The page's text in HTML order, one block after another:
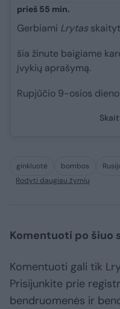
prieš 55 min.
Gerbiami Lrytas
šia žinute baigiame
įvykių aprašymą.
Rupjūčio 9-osios
ginkluotė bombos
Rodyti daugiau žymių
Komentuoti po šiuo
Komentuoti gali tik
Prisijunkite prie
bendruomenės ir